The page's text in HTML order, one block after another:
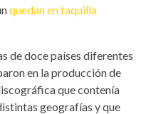
quedan en taquilla
de doce países diferentes
en la producción de
que contenía
geografías y que